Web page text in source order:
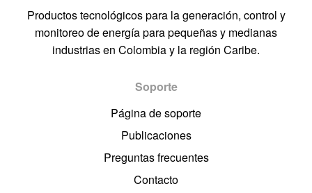
Productos tecnológicos para la generación, control y
monitoreo de energía para pequeñas y medianas
industrias en Colombia y la región Caribe.
Soporte
Página de soporte
Publicaciones
Preguntas frecuentes
Contacto